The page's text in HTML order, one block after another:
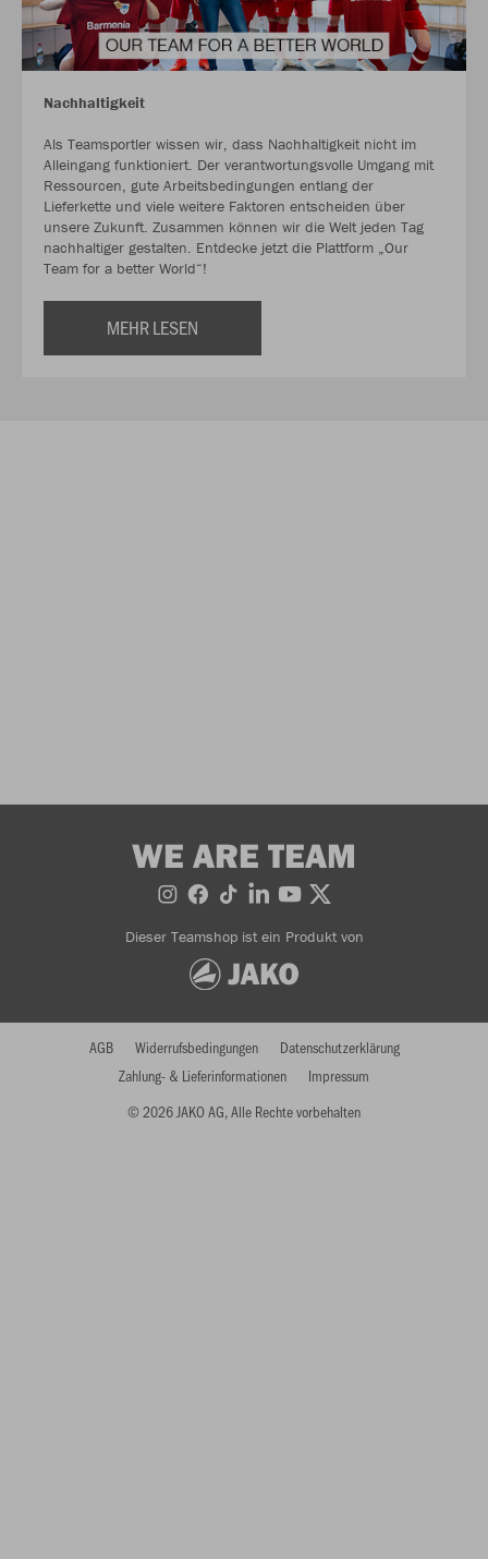
Nachhaltigkeit
Als Teamsportler wissen wir, dass Nachhaltigkeit nicht im
Alleingang funktioniert. Der verantwortungsvolle Umgang mit
Ressourcen, gute Arbeitsbedingungen entlang der
Lieferkette und viele weitere Faktoren entscheiden über
unsere Zukunft. Zusammen können wir die Welt jeden Tag
nachhaltiger gestalten. Entdecke jetzt die Plattform „Our
Team for a better World“!
MEHR LESEN
WE ARE TEAM
Dieser Teamshop ist ein Produkt von
© 2026 JAKO AG, Alle Rechte vorbehalten
AGB Widerrufsbedingungen
Datenschutzerklärung
Zahlung- & Lieferinformationen
Impressum